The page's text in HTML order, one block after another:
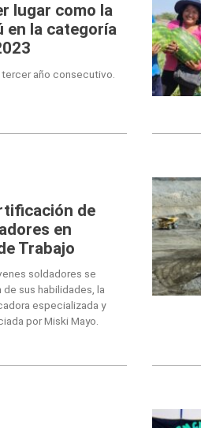
lugar como la
en la categoría
año consecutivo.
de
en
Trabajo
soldadores se
sus habilidades, la
especializada y
por Miski Mayo.